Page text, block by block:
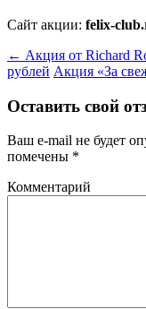
Сайт акции: felix-
← Акция от Richard
рублей Акция «За
Оставить свой
Ваш e-mail не будет
помечены *
Комментарий